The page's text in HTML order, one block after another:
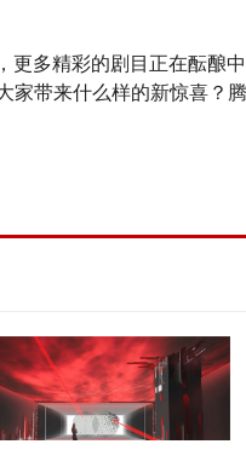
更多精彩的剧目正在酝酿
家带来什么样的新惊喜？